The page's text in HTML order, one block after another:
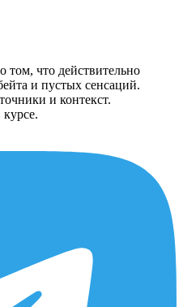
что действительно
и пустых сенсаций.
и контекст.